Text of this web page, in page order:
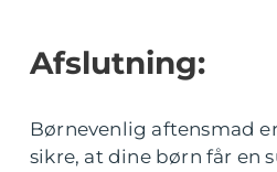
Afslutning:
Børnevenlig aftensmad
sikre, at dine børn får en